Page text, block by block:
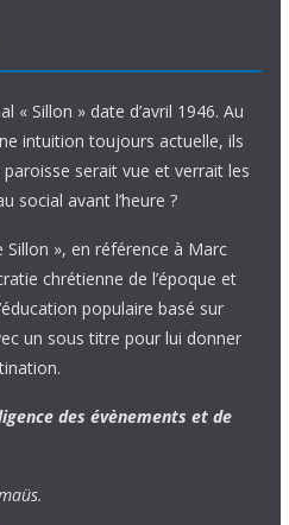
« Sillon » date d’avril 1946. Au
intuition toujours actuelle, ils
serait vue et verrait les
social avant l’heure ?
», en référence à Marc
chrétienne de l’époque et
populaire basé sur
un sous titre pour lui donner
des évènements et de